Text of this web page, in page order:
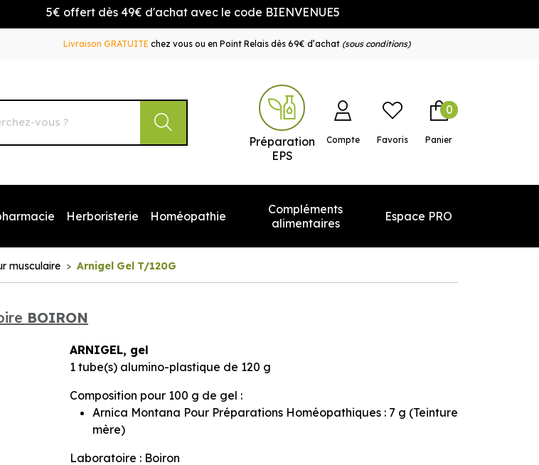
5€ offert dès 49€ d'achat avec le code BIENVENUE5
Livraison GRATUITE chez vous ou en Point Relais dès 69€ d’achat (sous conditions)
Votre pharmacie en ligne à votre service
Préparation
EPS
Compte Favoris Panier
0
Herboristerie Homéopathie
Compléments
alimentaires
Espace PRO
musculaire Arnigel Gel T/120G
BOIRON
ARNIGEL, gel
1 tube(s) alumino-plastique de 120 g
Composition pour 100 g de gel :
Arnica Montana Pour Préparations Homéopathiques : 7 g (Teinture
mère)
Laboratoire : Boiron